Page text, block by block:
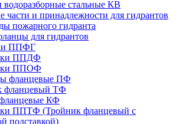
водоразборные стальные КВ
части и принадлежности для гидрантов
пожарного гидранта
для гидрантов
ППФГ
ППДФ
ППОФ
фланцевые ПФ
фланцевый ТФ
КФ
ППТФ (Тройник фланцевый с
подставкой)